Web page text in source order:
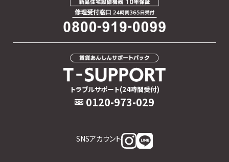
トラブルサポート(24時間受付)
0120-973-029
SNSアカウント